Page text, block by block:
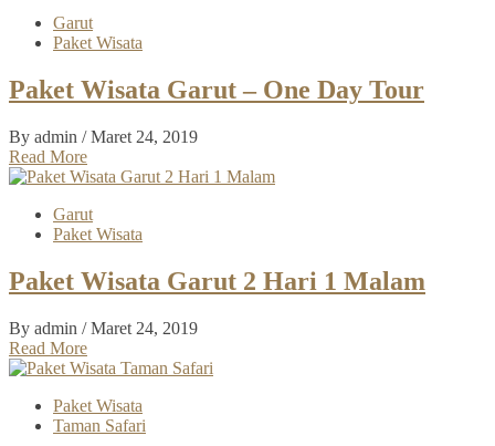
Garut
Paket Wisata
Paket Wisata Garut – One Day Tour
By admin / Maret 24, 2019
Read More
Garut
Paket Wisata
Paket Wisata Garut 2 Hari 1 Malam
By admin / Maret 24, 2019
Read More
Paket Wisata
Taman Safari